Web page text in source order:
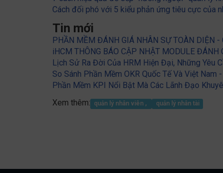
Cách đối phó với 5 kiểu phản ứng tiêu cực của
Tin mới
PHẦN MỀM ĐÁNH GIÁ NHÂN SỰ TOÀN DIỆN -
iHCM THÔNG BÁO CẬP NHẬT MODULE
Lịch Sử Ra Đời Của HRM Hiện Đại, Những Yêu
So Sánh Phần Mềm OKR Quốc Tế Và Việt Nam
Phần Mềm KPI Nổi Bật Mà Các Lãnh Đạo
Xem thêm:
quản lý nhân viên , quản lý nhân tài